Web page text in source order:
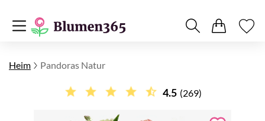
Heim Pandoras Natur
4.5 (269)